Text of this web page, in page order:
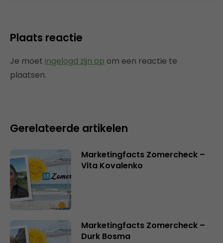
Plaats reactie
Je moet ingelogd zijn op om een reactie te
plaatsen.
Gerelateerde artikelen
Marketingfacts Zomercheck –
Vita Kovalenko
Marketingfacts Zomercheck –
Durk Bosma